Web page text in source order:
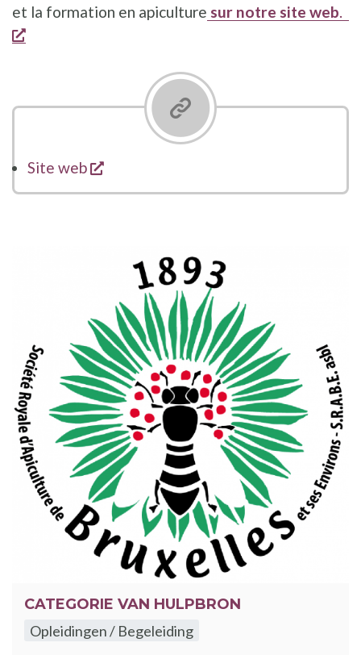
et la formation en apiculture sur notre site web.
opent een nieuw venster
Site web opent een nieuw venster
CATEGORIE VAN HULPBRON
Opleidingen / Begeleiding